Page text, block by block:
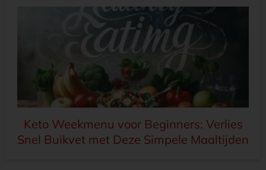
Keto Weekmenu voor Beginners: Verlies
Snel Buikvet met Deze Simpele Maaltijden